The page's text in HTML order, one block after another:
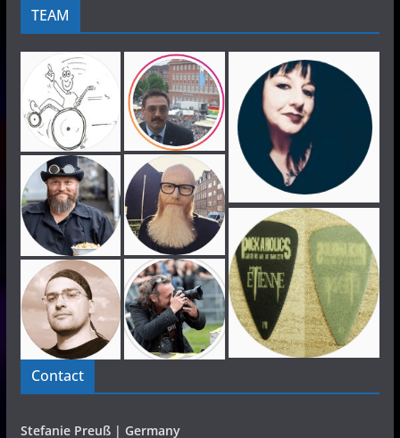
TEAM
Contact
Stefanie Preuß | Germany